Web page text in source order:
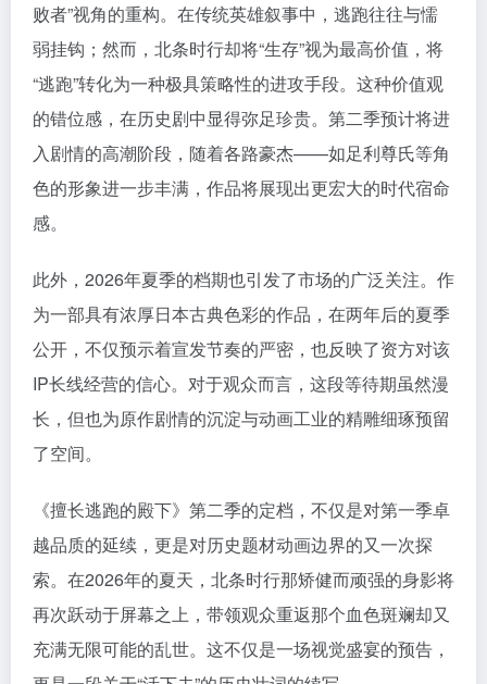
败者”视角的重构。在传统英雄叙事中，逃跑往往与懦
弱挂钩；然而，北条时行却将“生存”视为最高价值，将
“逃跑”转化为一种极具策略性的进攻手段。这种价值观
的错位感，在历史剧中显得弥足珍贵。第二季预计将进
入剧情的高潮阶段，随着各路豪杰——如足利尊氏等角
色的形象进一步丰满，作品将展现出更宏大的时代宿命
感。
此外，2026年夏季的档期也引发了市场的广泛关注。作
为一部具有浓厚日本古典色彩的作品，在两年后的夏季
公开，不仅预示着宣发节奏的严密，也反映了资方对该
IP长线经营的信心。对于观众而言，这段等待期虽然漫
长，但也为原作剧情的沉淀与动画工业的精雕细琢预留
了空间。
《擅长逃跑的殿下》第二季的定档，不仅是对第一季卓
越品质的延续，更是对历史题材动画边界的又一次探
索。在2026年的夏天，北条时行那矫健而顽强的身影将
再次跃动于屏幕之上，带领观众重返那个血色斑斓却又
充满无限可能的乱世。这不仅是一场视觉盛宴的预告，